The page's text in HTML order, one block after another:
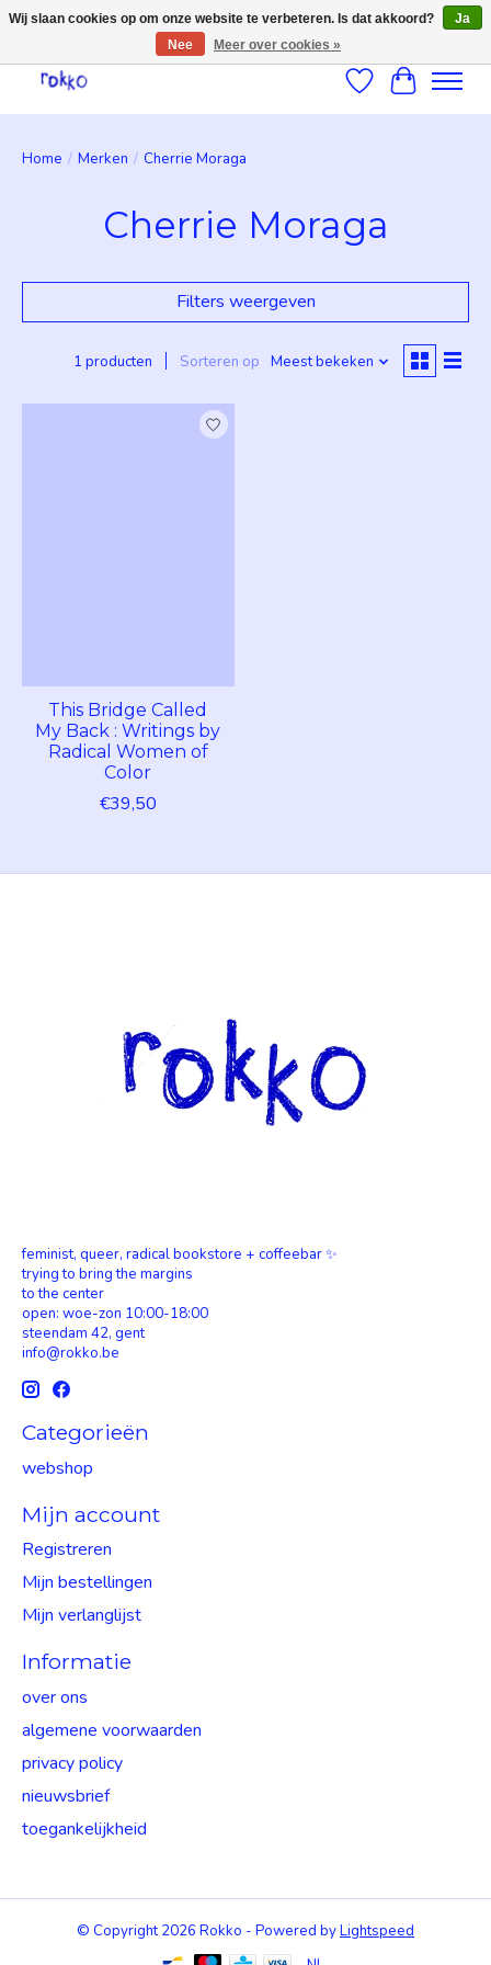
Verlanglijst
Home / Merken / Cherrie Moraga
Cherrie Moraga
Filters weergeven
1 producten Sorteren op Meest bekeken
This Bridge Called
My Back : Writings by
Radical Women of
Color
€39,50
feminist, queer, radical bookstore + coffeebar ✨
trying to bring the margins
to the center
open: woe-zon 10:00-18:00
steendam 42, gent
info@rokko.be
Categorieën
webshop
Mijn account
Registreren
Mijn bestellingen
Mijn verlanglijst
Informatie
over ons
algemene voorwaarden
privacy policy
nieuwsbrief
toegankelijkheid
© Copyright 2026 Rokko - Powered byLightspeed
Wij slaan cookies op om onze website te verbeteren. Is dat akkoord?
Ja
Nee
Meer over cookies »